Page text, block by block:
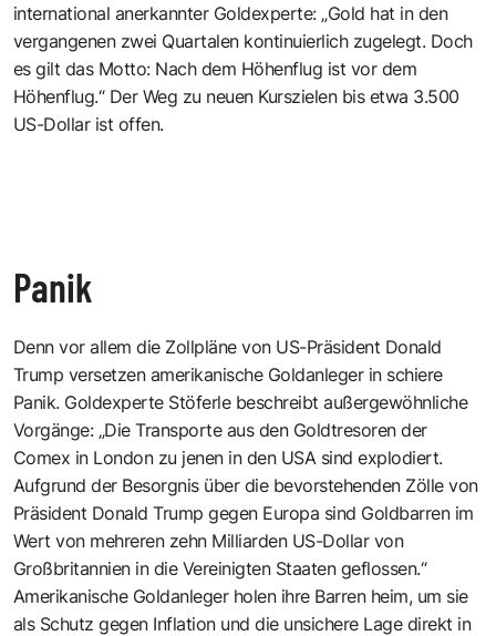
international anerkannter Goldexperte: „Gold hat in den
vergangenen zwei Quartalen kontinuierlich zugelegt. Doch
es gilt das Motto: Nach dem Höhenflug ist vor dem
Höhenflug.“ Der Weg zu neuen Kurszielen bis etwa 3.500
US-Dollar ist offen.
Panik
Denn vor allem die Zollpläne von US-Präsident Donald
Trump versetzen amerikanische Goldanleger in schiere
Panik. Goldexperte Stöferle beschreibt außergewöhnliche
Vorgänge: „Die Transporte aus den Goldtresoren der
Comex in London zu jenen in den USA sind explodiert.
Aufgrund der Besorgnis über die bevorstehenden Zölle von
Präsident Donald Trump gegen Europa sind Goldbarren im
Wert von mehreren zehn Milliarden US-Dollar von
Großbritannien in die Vereinigten Staaten geflossen.“
Amerikanische Goldanleger holen ihre Barren heim, um sie
als Schutz gegen Inflation und die unsichere Lage direkt in